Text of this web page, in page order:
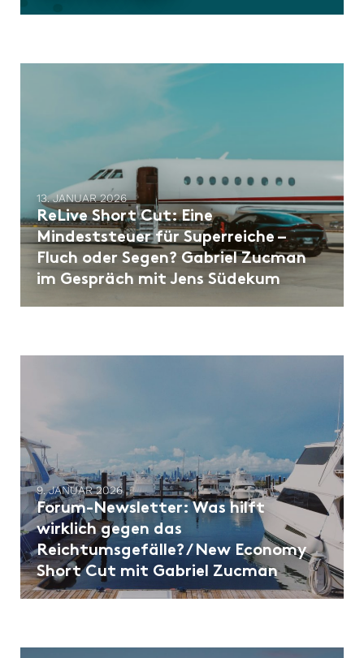
13. JANUAR 2026
ReLive Short Cut: Eine
Mindeststeuer für Superreiche –
Fluch oder Segen? Gabriel Zucman
im Gespräch mit Jens Südekum
9. JANUAR 2026
Forum-Newsletter: ​Was hilft
wirklich gegen das
Reichtumsgefälle? / New Economy
Short Cut mit Gabriel Zucman